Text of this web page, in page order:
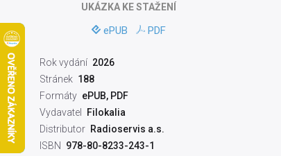
UKÁZKAKE STAŽENÍ
ePUB PDF
Rok vydání 2026
Stránek 188
Formáty ePUB, PDF
Vydavatel
Filokalia
Distributor Radioservis a.s.
ISBN
978-80-8233-243-1